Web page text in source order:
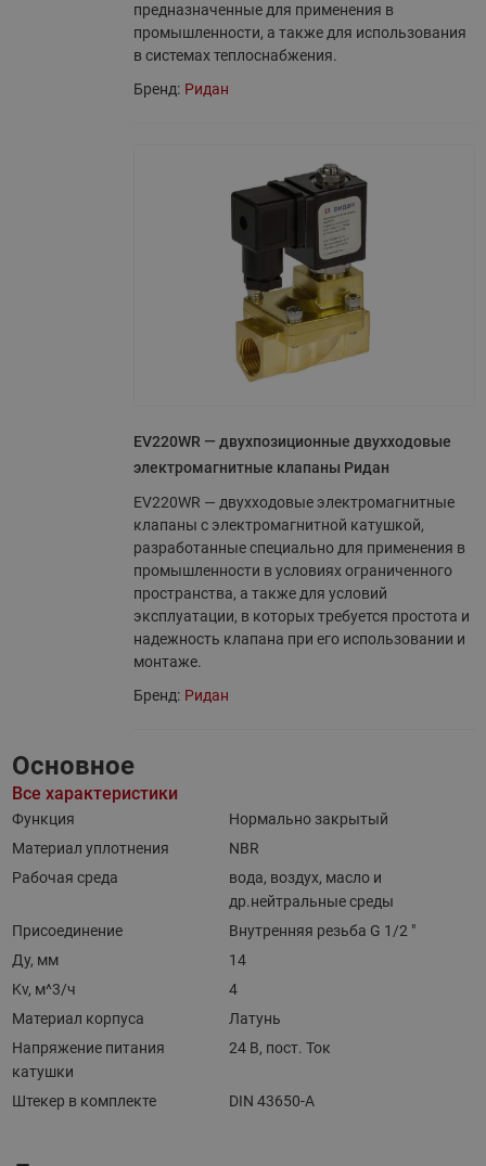
предназначенные для применения в
промышленности, а также для использования
в системах теплоснабжения.
Бренд: Ридан
EV220WR — двухпозиционные двухходовые
электромагнитные клапаны Ридан
EV220WR — двухходовые электромагнитные
клапаны с электромагнитной катушкой,
разработанные специально для применения в
промышленности в условиях ограниченного
пространства, а также для условий
эксплуатации, в которых требуется простота и
надежность клапана при его использовании и
монтаже.
Бренд: Ридан
Основное
Все характеристики
Функция
Нормально закрытый
Материал уплотнения
NBR
Рабочая среда
вода, воздух, масло и
др.нейтральные среды
Присоединение
Внутренняя резьба G 1/2 "
Ду, мм
14
Kv, м^3/ч
4
Материал корпуса
Латунь
Напряжение питания
катушки
24 В, пост. Ток
Штекер в комплекте DIN 43650-A